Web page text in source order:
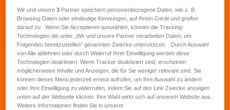
Angebotsanfrage für eine
Hausrat- und
Wohnungsversicherung
Vorname *
Wir und unsere3 Partner speichern personenbezogene Daten, wie z. B.
Browsing-Daten oder eindeutige Kennungen, auf Ihrem Gerät und greifen
darauf zu . Wenn Sie Akzeptieren auswählen, können die Tracking-
Technologien die unter „Wir und unsere Partner verarbeiten Daten, um
Folgendes bereitzustellen“ genannten Zwecke unterstützen. . Durch Auswahl
von Alle ablehnen oder durch Widerruf Ihrer Einwilligung werden diese
Technologien deaktiviert. Wenn Tracker deaktiviert sind, erscheinen
möglicherweise Inhalte und Anzeigen, die für Sie weniger relevant sind. Sie
können dieses Menü jederzeit erneut aufrufen, um Ihre Auswahl zu ändern
oder Ihre Einwilligung zu widerrufen, indem Sie auf den Link Zwecke anzeigen
unten auf der Webseite klicken. Ihre Wahl wirkt sich auf unsere/n Website aus.
Weitere Informationen finden Sie in unserer